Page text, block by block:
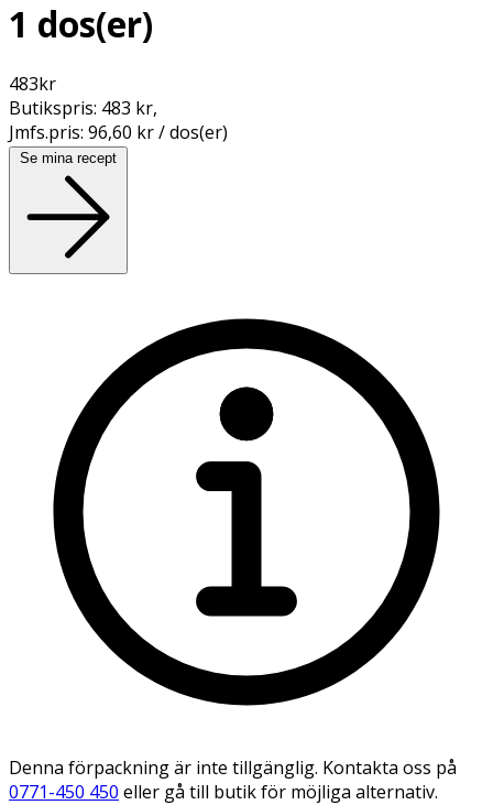
1 dos(er)
483kr
Butikspris: 483 kr,
Jmfs.pris: 96,60 kr / dos(er)
Se mina recept
Denna förpackning är inte tillgänglig. Kontakta oss på
0771-450 450 eller gå till butik för möjliga alternativ.